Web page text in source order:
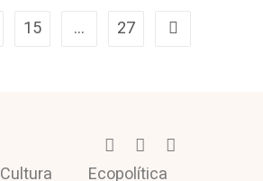
15 … 27
Cultura Ecopolítica